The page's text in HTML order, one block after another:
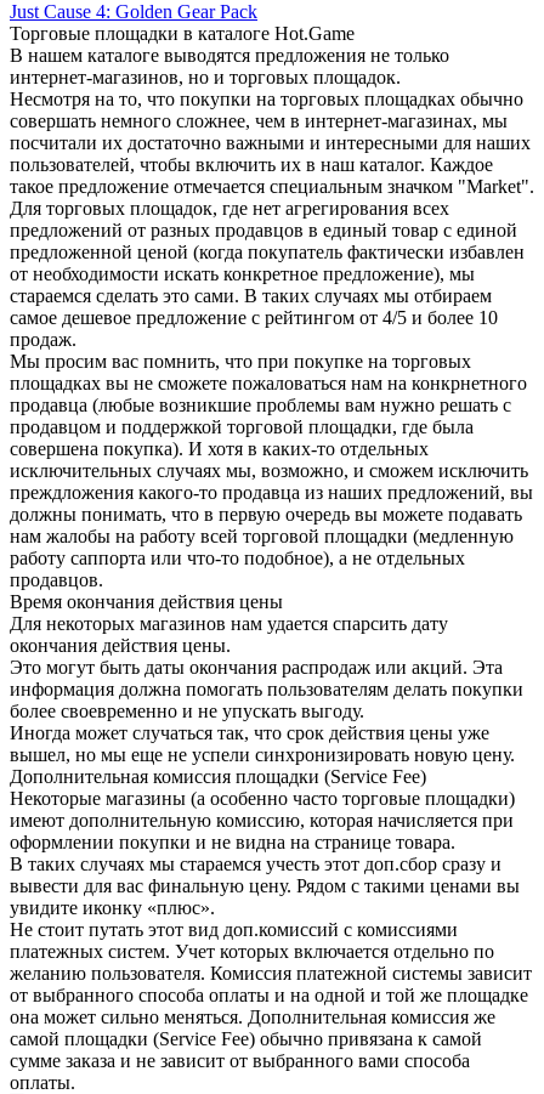
Just Cause 4: Golden Gear Pack
Торговые площадки в каталоге Hot.Game
В нашем каталоге выводятся предложения не только
интернет-магазинов, но и торговых площадок.
Несмотря на то, что покупки на торговых площадках обычно
совершать немного сложнее, чем в интернет-магазинах, мы
посчитали их достаточно важными и интересными для наших
пользователей, чтобы включить их в наш каталог. Каждое
такое предложение отмечается специальным значком "Market".
Для торговых площадок, где нет агрегирования всех
предложений от разных продавцов в единый товар с единой
предложенной ценой (когда покупатель фактически избавлен
от необходимости искать конкретное предложение), мы
стараемся сделать это сами. В таких случаях мы отбираем
самое дешевое предложение с рейтингом от 4/5 и более 10
продаж.
Мы просим вас помнить, что при покупке на торговых
площадках вы не сможете пожаловаться нам на конкрнетного
продавца (любые возникшие проблемы вам нужно решать с
продавцом и поддержкой торговой площадки, где была
совершена покупка). И хотя в каких-то отдельных
исключительных случаях мы, возможно, и сможем исключить
преждложения какого-то продавца из наших предложений, вы
должны понимать, что в первую очередь вы можете подавать
нам жалобы на работу всей торговой площадки (медленную
работу саппорта или что-то подобное), а не отдельных
продавцов.
Время окончания действия цены
Для некоторых магазинов нам удается спарсить дату
окончания действия цены.
Это могут быть даты окончания распродаж или акций. Эта
информация должна помогать пользователям делать покупки
более своевременно и не упускать выгоду.
Иногда может случаться так, что срок действия цены уже
вышел, но мы еще не успели синхронизировать новую цену.
Дополнительная комиссия площадки (Service Fee)
Некоторые магазины (а особенно часто торговые площадки)
имеют дополнительную комиссию, которая начисляется при
оформлении покупки и не видна на странице товара.
В таких случаях мы стараемся учесть этот доп.сбор сразу и
вывести для вас финальную цену. Рядом с такими ценами вы
увидите иконку «плюс».
Не стоит путать этот вид доп.комиссий с комиссиями
платежных систем. Учет которых включается отдельно по
желанию пользователя. Комиссия платежной системы зависит
от выбранного способа оплаты и на одной и той же площадке
она может сильно меняться. Дополнительная комиссия же
самой площадки (Service Fee) обычно привязана к самой
сумме заказа и не зависит от выбранного вами способа
оплаты.